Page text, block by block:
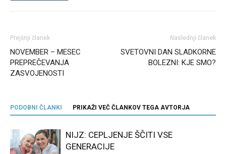
Prejšnji članek
NOVEMBER – MESEC
PREPREČEVANJA
ZASVOJENOSTI
Naslednji članek
SVETOVNI DAN SLADKORNE
BOLEZNI: KJE SMO?
PODOBNI ČLANKI PRIKAŽI VEČ ČLANKOV TEGA AVTORJA
NIJZ: CEPLJENJE ŠČITI VSE
GENERACIJE